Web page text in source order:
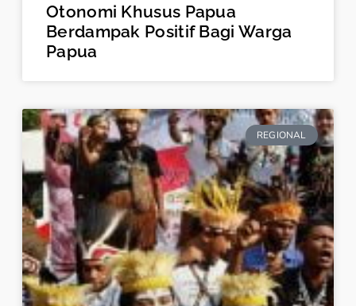
Otonomi Khusus Papua
Berdampak Positif Bagi Warga
Papua
REGIONAL